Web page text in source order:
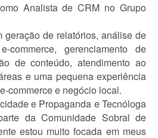
Analista de CRM no Grupo
geração de relatórios, análise de
commerce, gerenciamento de
de conteúdo, atendimento ao
e uma pequena experiência
commerce e negócio local.
e Propaganda e Tecnóloga
da Comunidade Sobral de
estou muito focada em meus